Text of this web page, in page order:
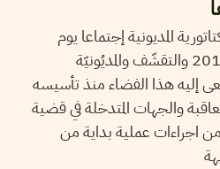
المديونية إجتماعا يوم
السبت الفارط حول ميزانيّة 2014 والتقشّف والمديُونيّة
إليه هذا الفضاء منذ تأسيسه
والجهات المتدخلة في قضية
اجراءات عملية بداية من